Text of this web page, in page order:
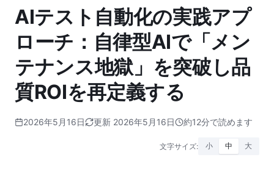
AIテスト自動化の実践アプ
ローチ：自律型AIで「メン
テナンス地獄」を突破し品
質ROIを再定義する
2026年5月16日 更新 2026年5月16日 約12分で読めます
文字サイズ: 小 中 大